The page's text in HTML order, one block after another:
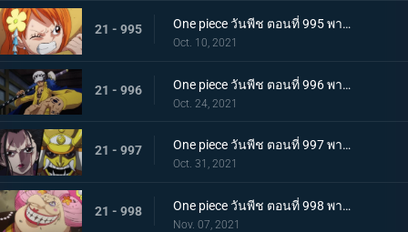
21 - 995 One piece วันพีช ตอนที่ 995 พากย์ไทย จู่โจมปณิธานของโอเด้งที่สืบทอดมา
Oct. 10, 2021
21 - 996 One piece วันพีช ตอนที่ 996 พากย์ไทย โอนิกาชิมะสั่นสะเทือน ลูฟี่เริ่มสงครามเต็มรูปแบบ
Oct. 24, 2021
21 - 997 One piece วันพีช ตอนที่ 997 พากย์ไทย การต่อสู้ใต้แสงจันทร์ นักรบคลั่ง ซูลอง
Oct. 31, 2021
21 - 998 One piece วันพีช ตอนที่ 998 พากย์ไทย ซุสเป็นปฏิปักษ์! นามิเข้าตาจน!
Nov. 07, 2021